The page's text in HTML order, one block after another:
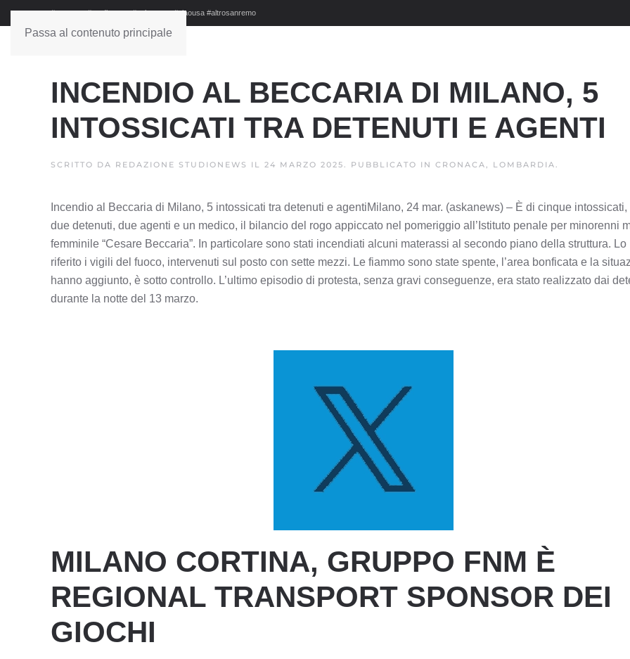
Passa al contenuto principale
#sanremo #studionews #askanews #ciaousa #altrosanremo
INCENDIO AL BECCARIA DI MILANO, 5
INTOSSICATI TRA DETENUTI E AGENTI
SCRITTO DA REDAZIONE STUDIONEWS IL 24 MARZO 2025. PUBBLICATO IN CRONACA, LOMBARDIA.
Incendio al Beccaria di Milano, 5 intossicati tra detenuti e agentiMilano, 24 mar. (askanews) – È di cinque
due detenuti, due agenti e un medico, il bilancio del rogo appiccato nel pomeriggio all’Istituto penale per minorenni
femminile “Cesare Beccaria”. In particolare sono stati incendiati alcuni materassi al secondo piano della struttura. Lo
riferito i vigili del fuoco, intervenuti sul posto con sette mezzi. Le fiammo sono state spente, l’area bonficata e la
hanno aggiunto, è sotto controllo. L’ultimo episodio di protesta, senza gravi conseguenze, era stato realizzato dai
durante la notte del 13 marzo.
MILANO CORTINA, GRUPPO FNM È
REGIONAL TRANSPORT SPONSOR DEI
GIOCHI